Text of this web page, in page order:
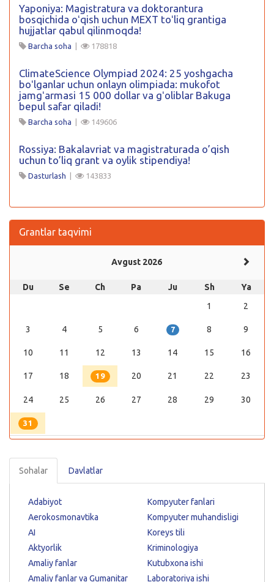
Yaponiya: Magistratura va doktorantura
bosqichida oʻqish uchun MEXT toʻliq grantiga
hujjatlar qabul qilinmoqda!
Barcha soha | 178818
ClimateScience Olympiad 2024: 25 yoshgacha
boʻlganlar uchun onlayn olimpiada: mukofot
jamgʻarmasi 15 000 dollar va gʻoliblar Bakuga
bepul safar qiladi!
Barcha soha | 149606
Rossiya: Bakalavriat va magistraturada o’qish
uchun to’liq grant va oylik stipendiya!
Dasturlash | 143833
Grantlar taqvimi
Avgust 2026
Du Se Ch Pa Ju Sh
Ya
1
2
3 4 5 6 7 8 9
10 11 12 13 14 15 16
17 18 19 20 21 22 23
24 25 26 27 28 29 30
31
Sohalar Davlatlar
Adabiyot
Aerokosmonavtika
AI
Aktyorlik
Amaliy fanlar
Amaliy fanlar va Gumanitar
Kompyuter fanlari
Kompyuter muhandisligi
Koreys tili
Kriminologiya
Kutubxona ishi
Laboratoriya ishi